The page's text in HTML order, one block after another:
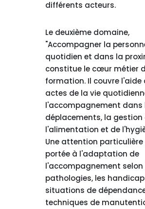
différents acteurs.
Le deuxième domaine,
"Accompagner la
quotidien et dans la
constitue le cœur métier
formation. Il couvre l'aide
actes de la vie
l'accompagnement dans
déplacements, la gestion
l'alimentation et de
Une attention particulière
portée à l'adaptation de
l'accompagnement selon
pathologies, les
situations de
techniques de